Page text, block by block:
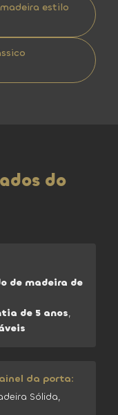
estilo
do
de madeira de
de 5 anos,
da porta:
Sólida,